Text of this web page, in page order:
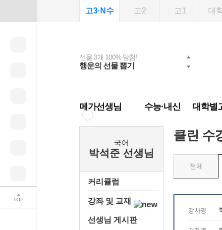
TOP
고3·N수 고2 고1 대
선물 3개 100% 당첨!
행운의 선물 뽑기
선물 100% 증정!
메가스터디 X 올리
여름방학 스터디 캐시
백
2027 러셀 단과
강사 공개선발
스마트러닝앱
설문 EVENT
메가패스
3일 무료 체험권
메가패스 수강생 무료
혜택!
사회공헌 캠페인
희망이룸 메가나눔
메가선생님 수능·내신 대학별
국어
박석준 선생님
커리큘럼
강좌 및 교재
선생님 게시판
클린 수
전체